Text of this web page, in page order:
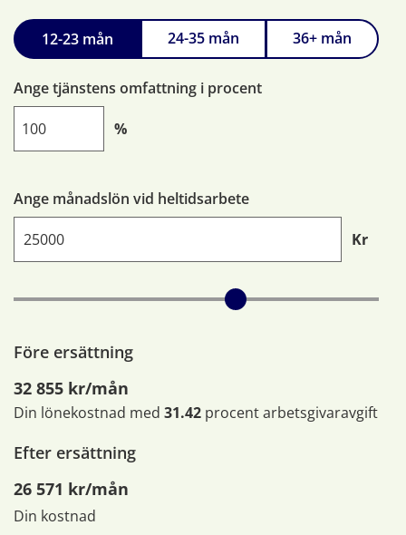
12-23 mån 24-35 mån 36+ mån
Ange tjänstens omfattning i procent
%
Ange månadslön vid heltidsarbete
Kr
Före ersättning
32 855 kr/mån
Din lönekostnad med 31.42 procent arbetsgivaravgift
Efter ersättning
26 571 kr/mån
Din kostnad